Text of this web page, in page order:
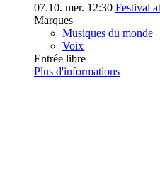
07.10. mer. 12:30 Festival
Marques
Musiques du monde
Voix
Entrée libre
Plus d'informations